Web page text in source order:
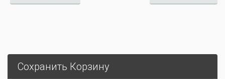
Сохранить Корзину